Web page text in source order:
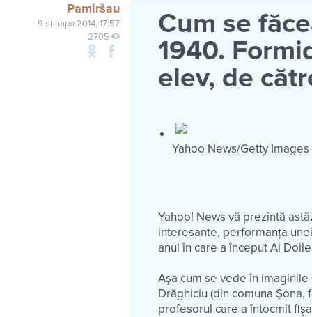
Pamiršau
9 января 2014, 17:57
2705
Cum se
1940.
elev, de
Yahoo News/Getty
Yahoo! News vă prezintă
interesante, performanţa
anul în care a început Al
Aşa cum se vede în
Drăghiciu (din comuna
profesorul care a întocmit